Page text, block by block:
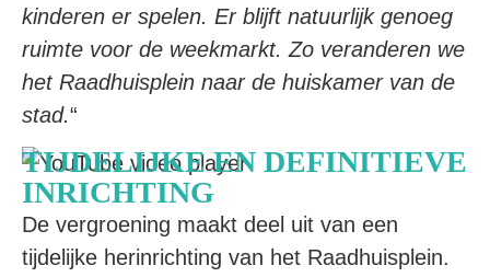
kinderen er spelen. Er blijft natuurlijk genoeg
ruimte voor de weekmarkt. Zo veranderen we
het Raadhuisplein naar de huiskamer van de
stad.“
TIJDELIJKE EN DEFINITIEVE
INRICHTING
De vergroening maakt deel uit van een
tijdelijke herinrichting van het Raadhuisplein.